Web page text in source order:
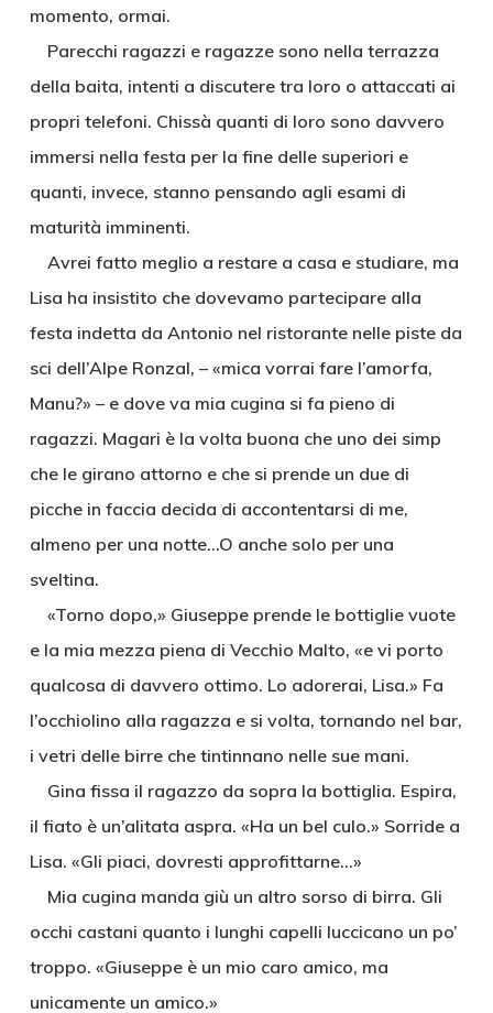
momento, ormai.
Parecchi ragazzi e ragazze sono nella terrazza
della baita, intenti a discutere tra loro o attaccati ai
propri telefoni. Chissà quanti di loro sono davvero
immersi nella festa per la fine delle superiori e
quanti, invece, stanno pensando agli esami di
maturità imminenti.
Avrei fatto meglio a restare a casa e studiare, ma
Lisa ha insistito che dovevamo partecipare alla
festa indetta da Antonio nel ristorante nelle piste da
sci dell’Alpe Ronzal, – «mica vorrai fare l’amorfa,
Manu?» – e dove va mia cugina si fa pieno di
ragazzi. Magari è la volta buona che uno dei simp
che le girano attorno e che si prende un due di
picche in faccia decida di accontentarsi di me,
almeno per una notte…O anche solo per una
sveltina.
«Torno dopo,» Giuseppe prende le bottiglie vuote
e la mia mezza piena di Vecchio Malto, «e vi porto
qualcosa di davvero ottimo. Lo adorerai, Lisa.» Fa
l’occhiolino alla ragazza e si volta, tornando nel bar,
i vetri delle birre che tintinnano nelle sue mani.
Gina fissa il ragazzo da sopra la bottiglia. Espira,
il fiato è un’alitata aspra. «Ha un bel culo.» Sorride a
Lisa. «Gli piaci, dovresti approfittarne…»
Mia cugina manda giù un altro sorso di birra. Gli
occhi castani quanto i lunghi capelli luccicano un po’
troppo. «Giuseppe è un mio caro amico, ma
unicamente un amico.»